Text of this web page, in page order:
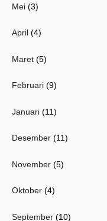
Mei (3)
April (4)
Maret (5)
Februari (9)
Januari (11)
Desember (11)
November (5)
Oktober (4)
September (10)